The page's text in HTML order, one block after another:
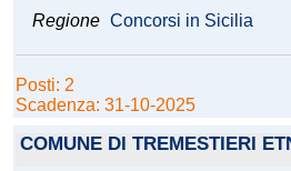
Regione Concorsi in Sicilia
Posti: 2
Scadenza: 31-10-2025
COMUNE DI TREMESTIERI